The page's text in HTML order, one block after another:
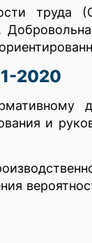
труда
2020
и